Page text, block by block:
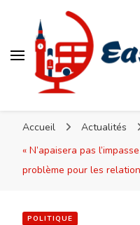
Accueil Actualités
« N’apaisera pas
problème pour les
POLITIQUE